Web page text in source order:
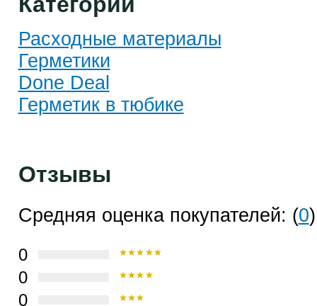
Расходные материалы
Герметики
Done Deal
Герметик в тюбике
Отзывы
Средняя оценка покупателей: (0)
0
0
0